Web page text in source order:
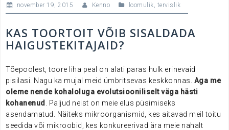
november 19, 2015 Kenno loomulik, tervislik
KAS TOORTOIT VÕIB SISALDADA
HAIGUSTEKITAJAID?
Tõepoolest, toore liha peal on alati paras hulk erinevaid
pisilasi. Nagu ka mujal meid ümbritsevas keskkonnas. Aga me
oleme nende kohaloluga evolutsiooniliselt väga hästi
kohanenud
. Paljud neist on meie elus püsimiseks
asendamatud. Näiteks mikroorganismid, kes aitavad meil toitu
seedida või mikroobid, kes konkureerivad ära meie nahalt